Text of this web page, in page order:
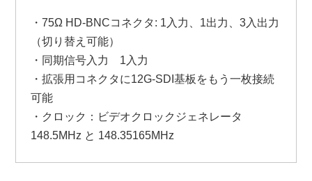
・75Ω HD-BNCコネクタ: 1入力、1出力、3入出力
（切り替え可能）
・同期信号入力 1入力
・拡張用コネクタに12G-SDI基板をもう一枚接続
可能
・クロック：ビデオクロックジェネレータ
148.5MHz と 148.35165MHz